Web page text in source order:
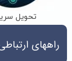
تحویل
راههای